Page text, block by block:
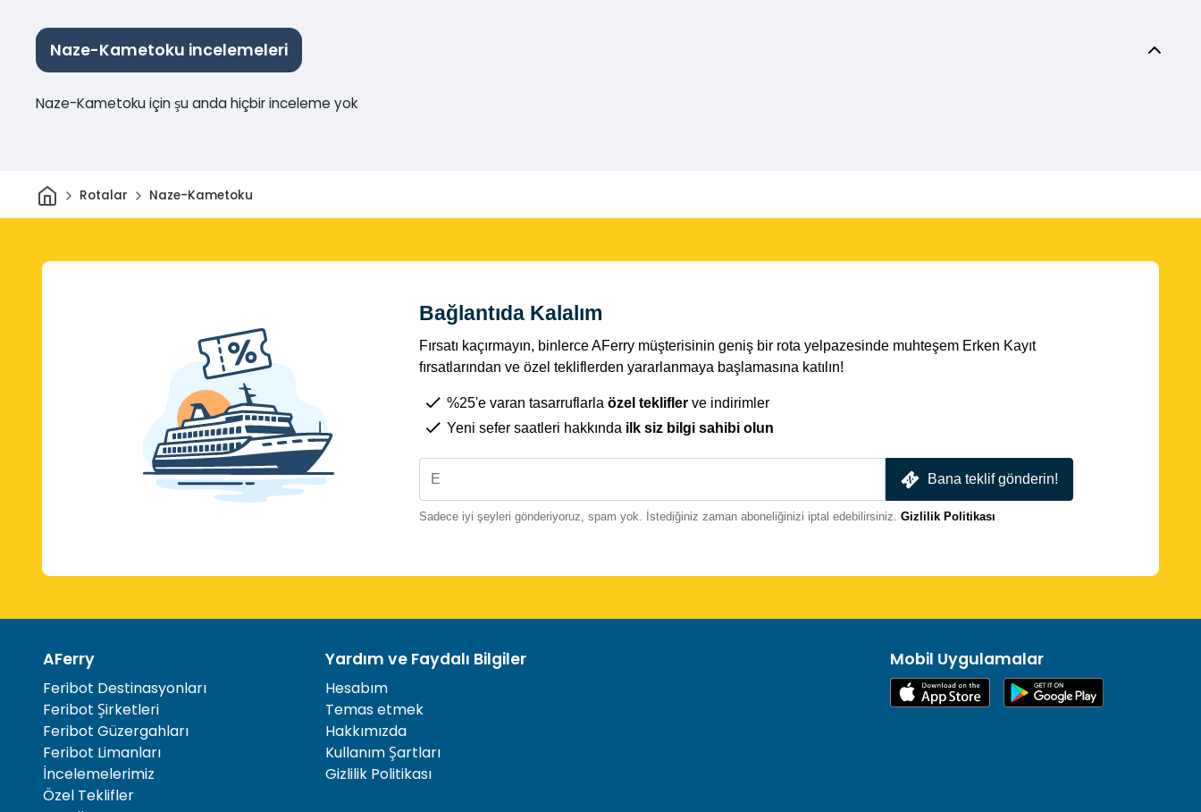
Naze-Kametoku incelemeleri
Naze-Kametoku için şu anda hiçbir inceleme yok
Ev Rotalar Naze-Kametoku
Bağlantıda Kalalım
Fırsatı kaçırmayın, binlerce AFerry müşterisinin geniş bir rota yelpazesinde muhteşem Erken Kayıt
fırsatlarından ve özel tekliflerden yararlanmaya başlamasına katılın!
%25'e varan tasarruflarla özel teklifler ve indirimler
Yeni sefer saatleri hakkında ilk siz bilgi sahibi olun
Bana teklif gönderin!
Sadece iyi şeyleri gönderiyoruz, spam yok. İstediğiniz zaman aboneliğinizi iptal edebilirsiniz. Gizlilik Politikası
AFerry
Feribot Destinasyonları
Feribot Şirketleri
Feribot Güzergahları
Feribot Limanları
İncelemelerimiz
Özel Teklifler
Yardım ve Faydalı Bilgiler
Hesabım
Temas etmek
Hakkımızda
Kullanım Şartları
Gizlilik Politikası
Mobil Uygulamalar